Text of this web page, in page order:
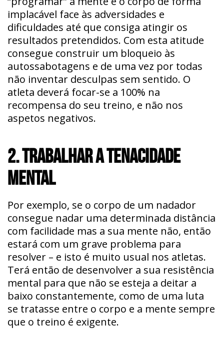
implacável face às adversidades e
dificuldades até que consiga atingir os
resultados pretendidos. Com esta atitude
consegue construir um bloqueio às
autossabotagens e de uma vez por todas
não inventar desculpas sem sentido. O
atleta deverá focar-se a 100% na
recompensa do seu treino, e não nos
aspetos negativos.
2. TRABALHAR A TENACIDADE
MENTAL
Por exemplo, se o corpo de um nadador
consegue nadar uma determinada distância
com facilidade mas a sua mente não, então
estará com um grave problema para
resolver – e isto é muito usual nos atletas.
Terá então de desenvolver a sua resistência
mental para que não se esteja a deitar a
baixo constantemente, como de uma luta
se tratasse entre o corpo e a mente sempre
que o treino é exigente.